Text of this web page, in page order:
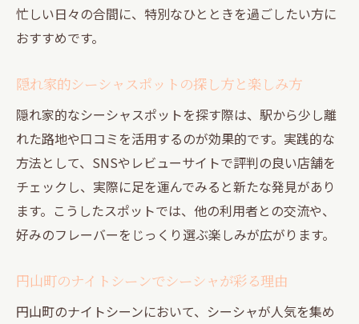
忙しい日々の合間に、特別なひとときを過ごしたい方に
おすすめです。
隠れ家的シーシャスポットの探し方と楽しみ方
隠れ家的なシーシャスポットを探す際は、駅から少し離
れた路地や口コミを活用するのが効果的です。実践的な
方法として、SNSやレビューサイトで評判の良い店舗を
チェックし、実際に足を運んでみると新たな発見があり
ます。こうしたスポットでは、他の利用者との交流や、
好みのフレーバーをじっくり選ぶ楽しみが広がります。
円山町のナイトシーンでシーシャが彩る理由
円山町のナイトシーンにおいて、シーシャが人気を集め